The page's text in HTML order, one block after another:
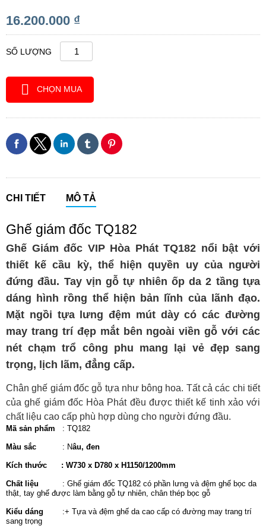
16.200.000 ₫
SỐ LƯỢNG
CHỌN MUA
CHI TIẾT MÔ TẢ
Ghế giám đốc TQ182
Ghế Giám đốc VIP Hòa Phát TQ182 nổi bật với
thiết kế cầu kỳ, thể hiện quyền uy của người
đứng đầu. Tay vịn gỗ tự nhiên ốp da 2 tầng tựa
dáng hình rồng thể hiện bản lĩnh của lãnh đạo.
Mặt ngồi tựa lưng đệm mút dày có các đường
may trang trí đẹp mắt bên ngoài viền gỗ với các
nét chạm trổ công phu mang lại vẻ đẹp sang
trọng, lịch lãm, đẳng cấp.
Chân ghế giám đốc gỗ tựa như bông hoa. Tất cả các chi tiết
của ghế giám đốc Hòa Phát đều được thiết kế tinh xảo với
chất liệu cao cấp phù hợp dùng cho người đứng đầu.
Mã sản phẩm : TQ182
Màu sắc : Nâu, đen
Kích thước : W730 x D780 x H1150/1200mm
Chất liệu
: Ghế giám đốc TQ182 có phần lưng và đệm ghế bọc da
thật, tay ghế được làm bằng gỗ tự nhiên, chân thép bọc gỗ
Kiểu dáng :+ Tựa và đệm ghế da cao cấp có đường may trang trí
sang trọng